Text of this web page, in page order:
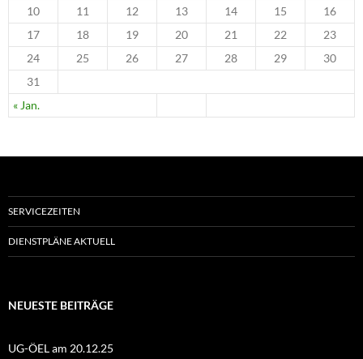
« Jan.
10
11 12 13 14 15
16
17
18 19 20 21 22
23
24
25 26 27 28 29
30
31
SERVICEZEITEN
DIENSTPLÄNE AKTUELL
NEUESTE BEITRÄGE
UG-ÖEL am 20.12.25